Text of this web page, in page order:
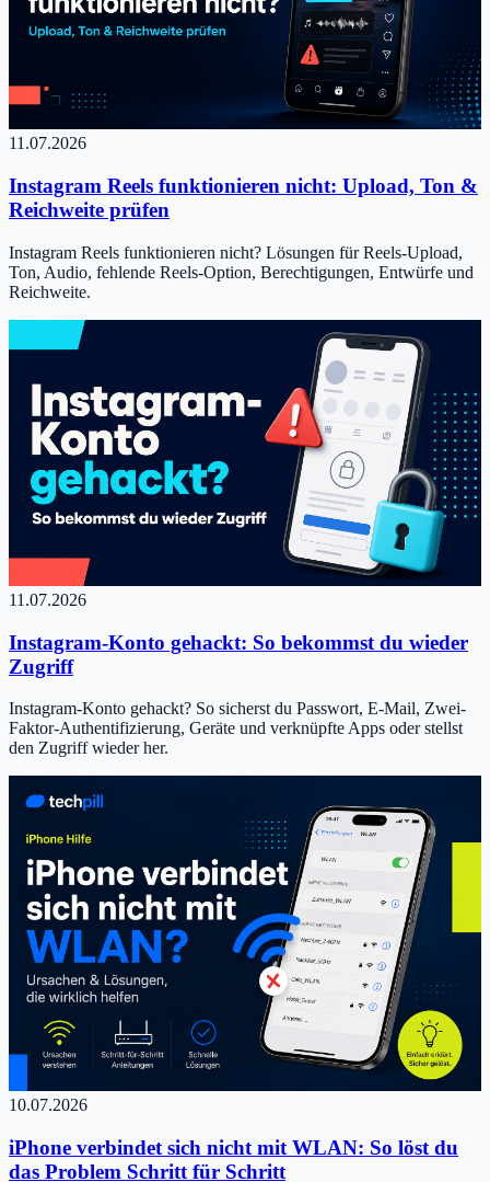
11.07.2026
Instagram Reels funktionieren nicht: Upload, Ton &
Reichweite prüfen
Instagram Reels funktionieren nicht? Lösungen für Reels-Upload,
Ton, Audio, fehlende Reels-Option, Berechtigungen, Entwürfe und
Reichweite.
11.07.2026
Instagram-Konto gehackt: So bekommst du wieder
Zugriff
Instagram-Konto gehackt? So sicherst du Passwort, E-Mail, Zwei-
Faktor-Authentifizierung, Geräte und verknüpfte Apps oder stellst
den Zugriff wieder her.
10.07.2026
iPhone verbindet sich nicht mit WLAN: So löst du
das Problem Schritt für Schritt